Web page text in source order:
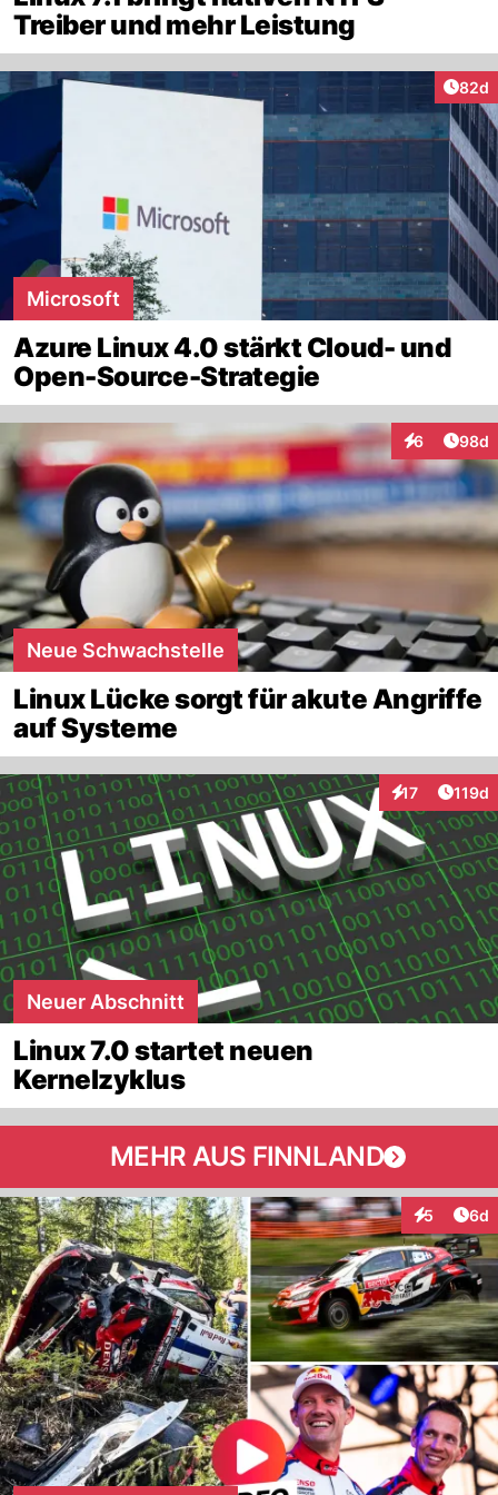
Treiber und mehr Leistung
82d
Microsoft
Azure Linux 4.0 stärkt Cloud- und
Open-Source-Strategie
6
Interaktionen
98d
Neue Schwachstelle
Linux Lücke sorgt für akute Angriffe
auf Systeme
17
Interaktionen
119d
Neuer Abschnitt
Linux 7.0 startet neuen
Kernelzyklus
MEHR AUS FINNLAND
5 6d